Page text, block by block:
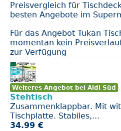
Preisvergleich für
besten Angebote im
Für das Angebot Tukan
momentan kein
zur Verfügung
Weiteres Angebot bei Aldi Süd
Stehtisch
Zusammenklappbar. Mit
Tischplatte. Stabiles,...
34.99 €